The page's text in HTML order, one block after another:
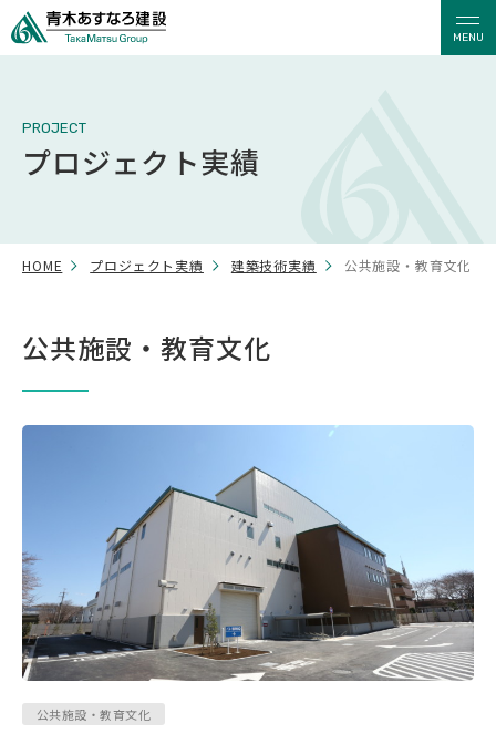
MENU
PROJECT
プロジェクト実績
HOME プロジェクト実績 建築技術実績 公共施設・教育文化
公共施設・教育文化
公共施設・教育文化